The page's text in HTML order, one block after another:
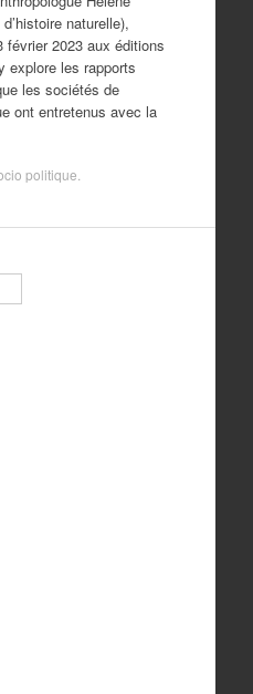
naturelle),
février 2023 aux éditions
explore les rapports
les sociétés de
ont entretenus avec la
politique